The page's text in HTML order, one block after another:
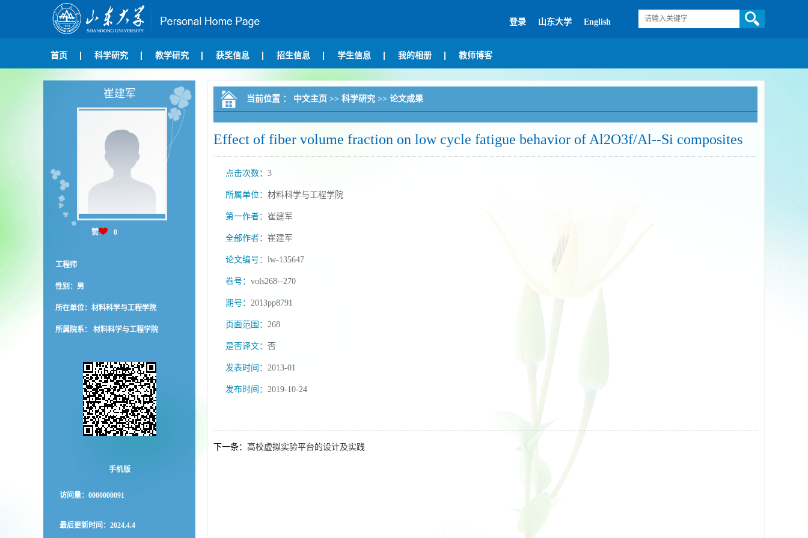
登录 山东大学 English
首页 科学研究 教学研究 获奖信息 招生信息 学生信息 我的相册 教师博客
崔建军
赞 0
工程师
性别：男
所在单位：材料科学与工程学院
所属院系： 材料科学与工程学院
手机版
访问量： 0000000091
最后更新时间： 2024.4.4
当前位置 ： 中文主页 >> 科学研究 >> 论文成果
Effect of fiber volume fraction on low cycle fatigue behavior of Al2O3f/Al--Si composites
点击次数： 3
所属单位： 材料科学与工程学院
第一作者： 崔建军
全部作者： 崔建军
论文编号： lw-135647
卷号： vols268--270
期号： 2013pp8791
页面范围： 268
是否译文： 否
发表时间： 2013-01
发布时间： 2019-10-24
下一条： 高校虚拟实验平台的设计及实践